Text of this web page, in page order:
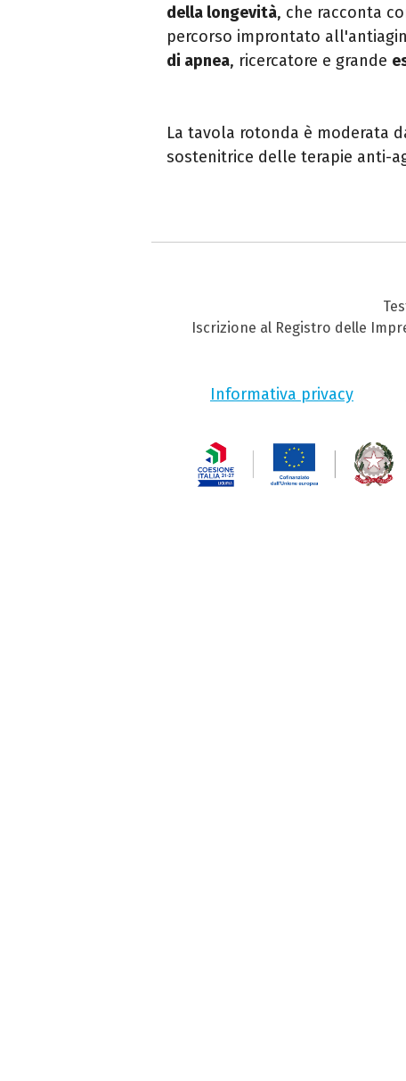
della longevità, che racconta
percorso improntato
di apnea, ricercatore e grande
La tavola rotonda è moderata
sostenitrice delle terapie anti-
Iscrizione al Registro delle
Informativa privacy